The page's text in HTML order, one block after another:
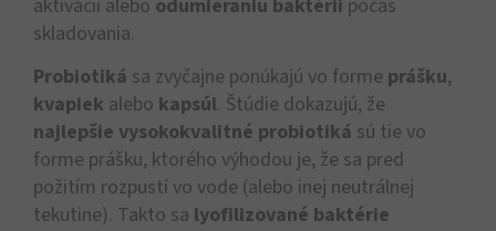
aktivácii alebo odumieraniu baktérií počas
skladovania.
Probiotiká sa zvyčajne ponúkajú vo forme prášku,
kvapiek alebo kapsúl. Štúdie dokazujú, že
najlepšie vysokokvalitné probiotiká sú tie vo
forme prášku, ktorého výhodou je, že sa pred
požitím rozpustí vo vode (alebo inej neutrálnej
tekutine). Takto sa lyofilizované baktérie